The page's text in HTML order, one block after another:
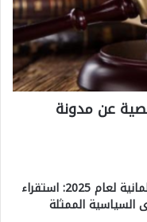
عن مدونة
خارطة الانتخابات البرلمانية لعام 2025: استقراء
السياسية الممثلة